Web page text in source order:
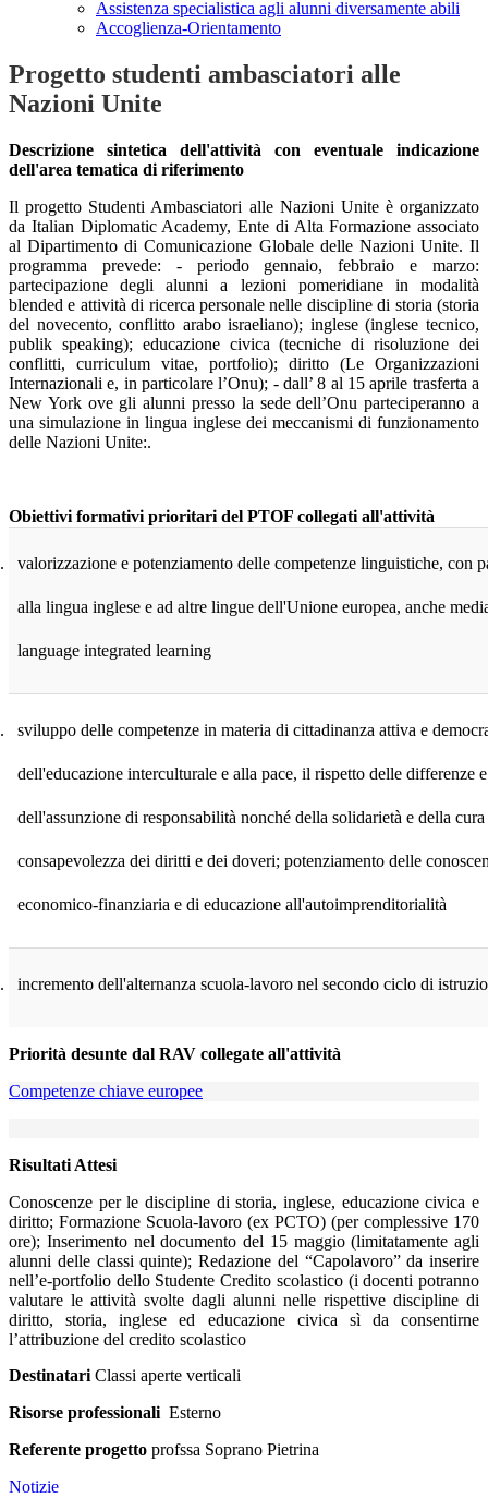
Assistenza specialistica agli alunni diversamente abili
Accoglienza-Orientamento
Progetto studenti ambasciatori alle
Nazioni Unite
Descrizione sintetica dell'attività con eventuale indicazione
dell'area tematica di riferimento
Il progetto Studenti Ambasciatori alle Nazioni Unite è organizzato
da Italian Diplomatic Academy, Ente di Alta Formazione associato
al Dipartimento di Comunicazione Globale delle Nazioni Unite. Il
programma prevede: - periodo gennaio, febbraio e marzo:
partecipazione degli alunni a lezioni pomeridiane in modalità
blended e attività di ricerca personale nelle discipline di storia (storia
del novecento, conflitto arabo israeliano); inglese (inglese tecnico,
publik speaking); educazione civica (tecniche di risoluzione dei
conflitti, curriculum vitae, portfolio); diritto (Le Organizzazioni
Internazionali e, in particolare l’Onu); - dall’ 8 al 15 aprile trasferta a
New York ove gli alunni presso la sede dell’Onu parteciperanno a
una simulazione in lingua inglese dei meccanismi di funzionamento
delle Nazioni Unite:.
Obiettivi formativi prioritari del PTOF collegati all'attività
valorizzazione e potenziamento delle competenze linguistiche, con
alla lingua inglese e ad altre lingue dell'Unione europea, anche
language integrated learning
sviluppo delle competenze in materia di cittadinanza attiva e
dell'educazione interculturale e alla pace, il rispetto delle differenze
dell'assunzione di responsabilità nonché della solidarietà e della
consapevolezza dei diritti e dei doveri; potenziamento delle
economico-finanziaria e di educazione all'autoimprenditorialità
incremento dell'alternanza scuola-lavoro nel secondo ciclo di
Priorità desunte dal RAV collegate all'attività
Competenze chiave europee
Risultati Attesi
Conoscenze per le discipline di storia, inglese, educazione civica e
diritto; Formazione Scuola-lavoro (ex PCTO) (per complessive 170
ore); Inserimento nel documento del 15 maggio (limitatamente agli
alunni delle classi quinte); Redazione del “Capolavoro” da inserire
nell’e-portfolio dello Studente Credito scolastico (i docenti potranno
valutare le attività svolte dagli alunni nelle rispettive discipline di
diritto, storia, inglese ed educazione civica sì da consentirne
l’attribuzione del credito scolastico
Destinatari Classi aperte verticali
Risorse professionali Esterno
Referente progetto profssa Soprano Pietrina
Notizie